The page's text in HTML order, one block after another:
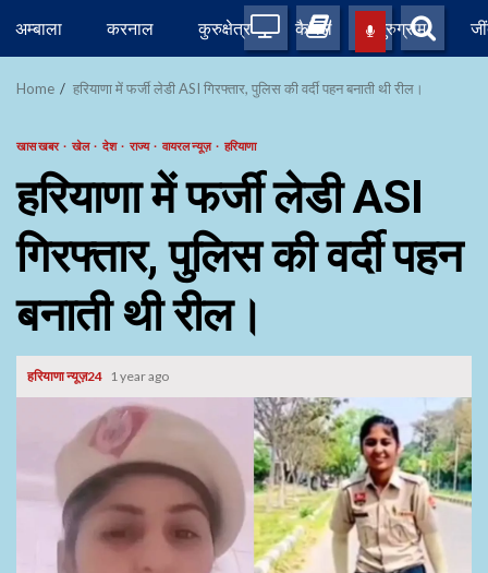
content
अम्बाला करनाल कुरुक्षेत्र कैथल गुरुग्राम
Home हरियाणा में फर्जी लेडी ASI गिरफ्तार, पुलिस की वर्दी पहन बनाती थी रील।
खास खबर खेल देश राज्य वायरल न्यूज़ हरियाणा
हरियाणा में फर्जी लेडी ASI
गिरफ्तार, पुलिस की वर्दी पहन
बनाती थी रील।
हरियाणा न्यूज़24 1 year ago